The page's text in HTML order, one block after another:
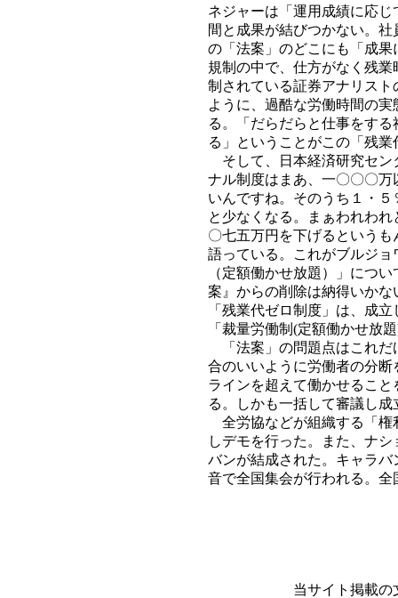
ネジャーは「運用成績に応
間と成果が結びつかない。
の「法案」のどこにも「成
規制の中で、仕方がなく残
制されている証券アナリス
ように、過酷な労働時間の
る。「だらだらと仕事をす
る」ということがこの「残
そして、日本経済研究セン
ナル制度はまあ、一〇〇〇
いんですね。そのうち１・
と少なくなる。まぁわれわ
〇七五万円を下げるという
語っている。これがブルジ
（定額働かせ放題）」につ
案』からの削除は納得いか
「残業代ゼロ制度」は、成
「裁量労働制(定額働かせ放
「法案」の問題点はこれだ
合のいいように労働者の分
ラインを超えて働かせるこ
る。しかも一括して審議し
全労協などが組織する「権
しデモを行った。また、ナ
バンが結成された。キャラ
音で全国集会が行われる。
当サイト掲載の